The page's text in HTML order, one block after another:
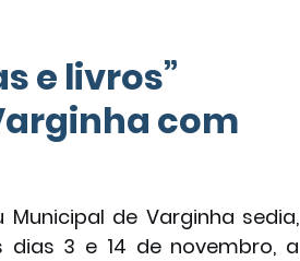
e livros”
com
Municipal de Varginha sedia,
dias 3 e 14 de novembro, a